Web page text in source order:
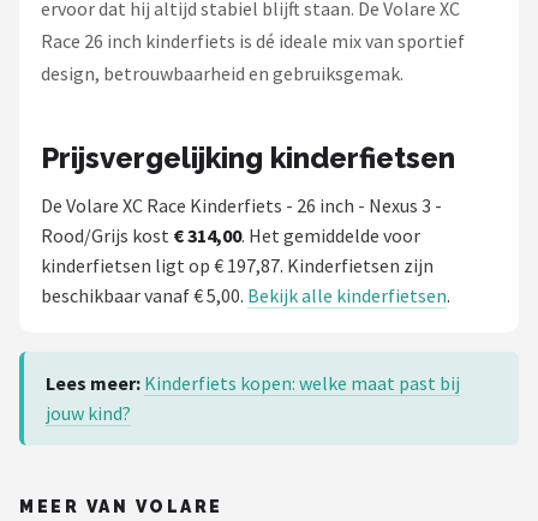
ervoor dat hij altijd stabiel blijft staan. De Volare XC
Race 26 inch kinderfiets is dé ideale mix van sportief
design, betrouwbaarheid en gebruiksgemak.
Prijsvergelijking kinderfietsen
De Volare XC Race Kinderfiets - 26 inch - Nexus 3 -
Rood/Grijs kost € 314,00. Het gemiddelde voor
kinderfietsen ligt op € 197,87. Kinderfietsen zijn
beschikbaar vanaf € 5,00. Bekijk alle kinderfietsen.
Lees meer: Kinderfiets kopen: welke maat past bij
jouw kind?
MEER VAN VOLARE